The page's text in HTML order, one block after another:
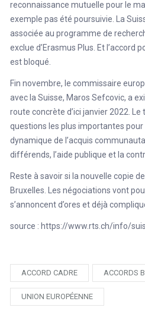
reconnaissance mutuelle pour le
exemple pas été poursuivie. La
associée au programme de
exclue d’Erasmus Plus. Et l’accord
est bloqué.
Fin novembre, le commissaire
avec la Suisse, Maros Sefcovic, a
route concrète d’ici janvier 2022.
questions les plus importantes pour
dynamique de l’acquis
différends, l’aide publique et la
Reste à savoir si la nouvelle copie
Bruxelles. Les négociations vont
s’annoncent d’ores et déjà
source : https://www.rts.ch/info/
ACCORD CADRE ACCORDS
UNION EUROPÉENNE